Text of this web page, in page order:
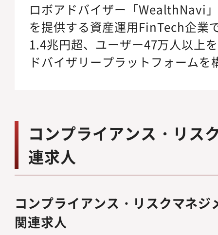
ロボアドバイザー「WealthNavi
を提供する資産運用FinTech企業
1.4兆円超、ユーザー47万人以上
ドバイザリープラットフォームを
コンプライアンス・リス
連求人
コンプライアンス・リスクマネ
関連求人